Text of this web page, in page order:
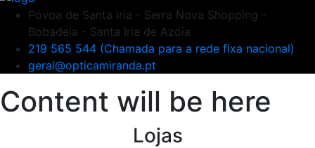
Póvoa de Santa Iria - Serra Nova Shopping -
Bobadela - Santa Iria de Azóia
219 565 544 (Chamada para a rede fixa nacional)
geral@opticamiranda.pt
Content will be here
Lojas